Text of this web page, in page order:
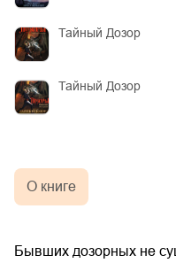
Тайный Дозор
Тайный Дозор
О книге
Бывших дозорных не